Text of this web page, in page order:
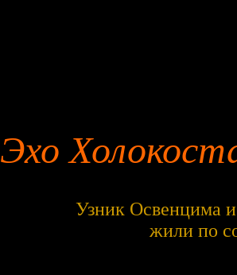
Эхо
Узник Освенцима
жили по